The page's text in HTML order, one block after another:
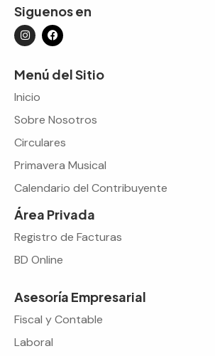
Siguenos en
Menú del Sitio
Inicio
Sobre Nosotros
Circulares
Primavera Musical
Calendario del Contribuyente
Área Privada
Registro de Facturas
BD Online
Asesoría Empresarial
Fiscal y Contable
Laboral